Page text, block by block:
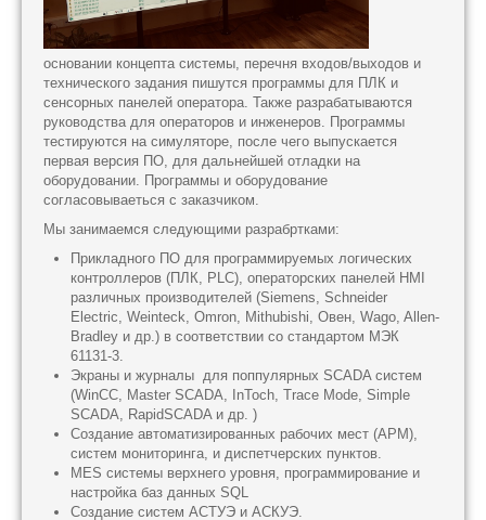
основании концепта системы, перечня входов/выходов и
технического задания пишутся программы для ПЛК и
сенсорных панелей оператора. Также разрабатываются
руководства для операторов и инженеров. Программы
тестируются на симуляторе, после чего выпускается
первая версия ПО, для дальнейшей отладки на
оборудовании. Программы и оборудование
согласовываеться с заказчиком.
Мы занимаемся следующими разрабртками:
Прикладного ПО для программируемых логических
контроллеров (ПЛК, PLC), операторских панелей HMI
различных производителей (Siemens, Schneider
Electric, Weinteck, Omron, Mithubishi, Овен, Wago, Allen-
Bradley и др.) в соответствии со стандартом МЭК
61131-3.
Экраны и журналы для поппулярных SCADA систем
(WinCC, Master SCADА, InToch, Trace Mode, Simple
SCADA, RapidSCADA и др. )
Создание автоматизированных рабочих мест (АРМ),
систем мониторинга, и диспетчерских пунктов.
MES системы верхнего уровня, программирование и
настройка баз данных SQL
Создание систем АСТУЭ и АСКУЭ.